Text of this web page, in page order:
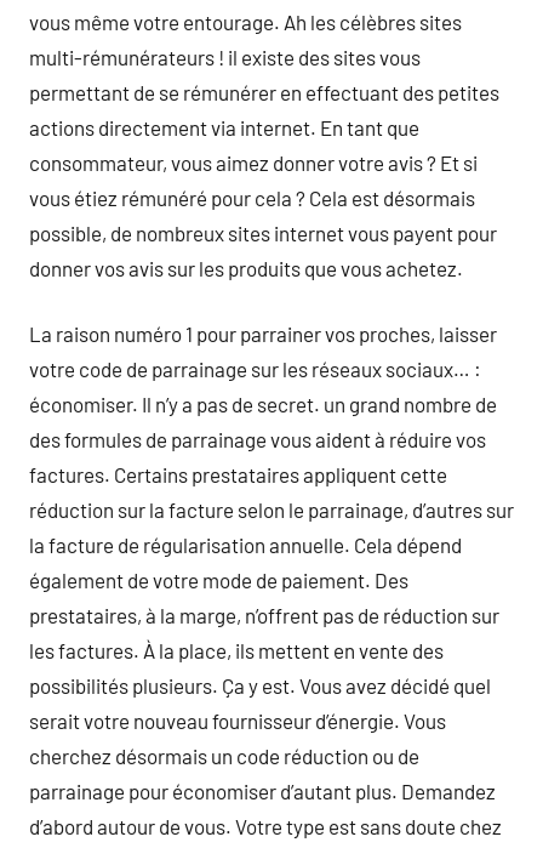
vous même votre entourage. Ah les célèbres sites
multi-rémunérateurs ! il existe des sites vous
permettant de se rémunérer en effectuant des petites
actions directement via internet. En tant que
consommateur, vous aimez donner votre avis ? Et si
vous étiez rémunéré pour cela ? Cela est désormais
possible, de nombreux sites internet vous payent pour
donner vos avis sur les produits que vous achetez.
La raison numéro 1 pour parrainer vos proches, laisser
votre code de parrainage sur les réseaux sociaux… :
économiser. Il n’y a pas de secret. un grand nombre de
des formules de parrainage vous aident à réduire vos
factures. Certains prestataires appliquent cette
réduction sur la facture selon le parrainage, d’autres sur
la facture de régularisation annuelle. Cela dépend
également de votre mode de paiement. Des
prestataires, à la marge, n’offrent pas de réduction sur
les factures. À la place, ils mettent en vente des
possibilités plusieurs. Ça y est. Vous avez décidé quel
serait votre nouveau fournisseur d’énergie. Vous
cherchez désormais un code réduction ou de
parrainage pour économiser d’autant plus. Demandez
d’abord autour de vous. Votre type est sans doute chez